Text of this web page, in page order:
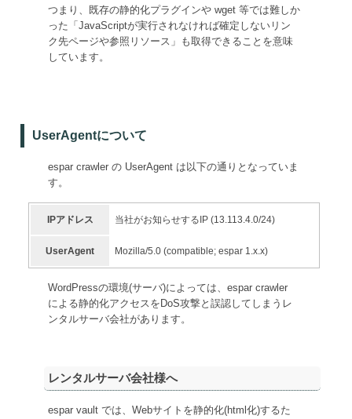
つまり、既存の静的化プラグインや wget 等では難しか
った「JavaScriptが実行されなければ確定しないリン
ク先ページや参照リソース」も取得できることを意味
しています。
UserAgentについて
espar crawler の UserAgent は以下の通りとなっていま
す。
IPアドレス 当社がお知らせするIP (13.113.4.0/24)
UserAgent Mozilla/5.0 (compatible; espar 1.x.x)
WordPressの環境(サーバ)によっては、espar crawler
による静的化アクセスをDoS攻撃と誤認してしまうレ
ンタルサーバ会社があります。
レンタルサーバ会社様へ
espar vault では、Webサイトを静的化(html化)するた